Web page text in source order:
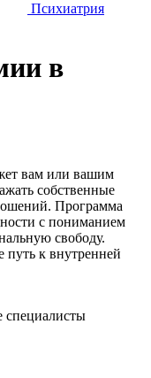
Психиатрия
в
вам или вашим
собственные
Программа
с пониманием
свободу.
путь к внутренней